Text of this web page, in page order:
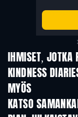
IHMISET, JOTKA
KINDNESS
MYÖS
KATSO TV